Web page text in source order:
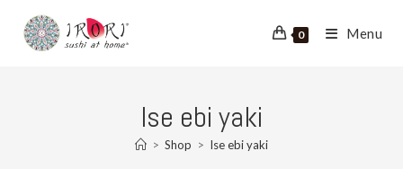
contenuto
0 Menu
Ise ebi yaki
> Shop > Ise ebi yaki